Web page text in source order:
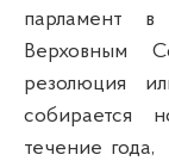
парламент
Верховным
резолюция
собирается
течение года,